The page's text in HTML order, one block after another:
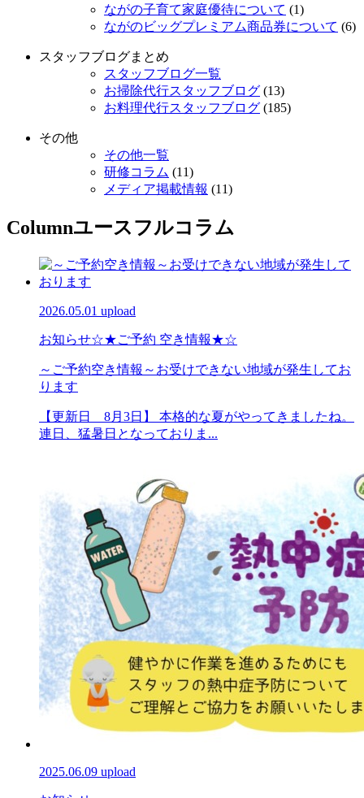
ながの子育て家庭優待について (1)
ながのビッグプレミアム商品券について (6)
スタッフブログまとめ
スタッフブログ一覧
お掃除代行スタッフブログ (13)
お料理代行スタッフブログ (185)
その他
その他一覧
研修コラム (11)
メディア掲載情報 (11)
Columnユースフルコラム
2026.05.01 upload
お知らせ☆★ご予約 空き情報★☆
～ご予約空き情報～お受けできない地域が発生してお
ります
【更新日 8月3日】 本格的な夏がやってきましたね。
連日、猛暑日となっておりま...
2025.06.09 upload